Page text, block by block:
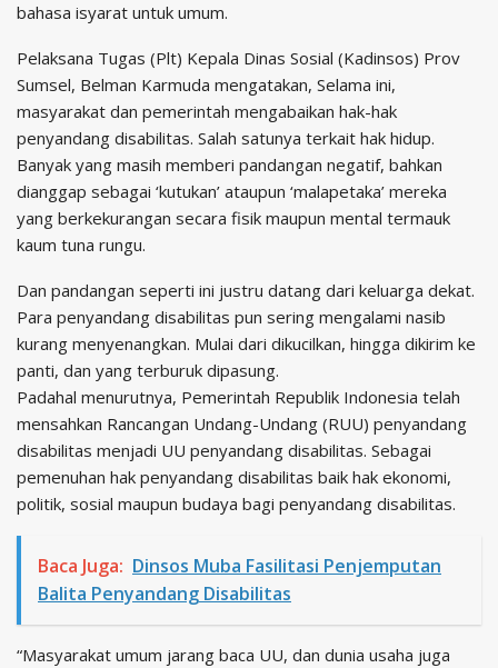
bahasa isyarat untuk umum.
Pelaksana Tugas (Plt) Kepala Dinas Sosial (Kadinsos) Prov
Sumsel, Belman Karmuda mengatakan, Selama ini,
masyarakat dan pemerintah mengabaikan hak-hak
penyandang disabilitas. Salah satunya terkait hak hidup.
Banyak yang masih memberi pandangan negatif, bahkan
dianggap sebagai ‘kutukan’ ataupun ‘malapetaka’ mereka
yang berkekurangan secara fisik maupun mental termauk
kaum tuna rungu.
Dan pandangan seperti ini justru datang dari keluarga dekat.
Para penyandang disabilitas pun sering mengalami nasib
kurang menyenangkan. Mulai dari dikucilkan, hingga dikirim ke
panti, dan yang terburuk dipasung.
Padahal menurutnya, Pemerintah Republik Indonesia telah
mensahkan Rancangan Undang-Undang (RUU) penyandang
disabilitas menjadi UU penyandang disabilitas. Sebagai
pemenuhan hak penyandang disabilitas baik hak ekonomi,
politik, sosial maupun budaya bagi penyandang disabilitas.
Baca Juga: Dinsos Muba Fasilitasi Penjemputan
Balita Penyandang Disabilitas
“Masyarakat umum jarang baca UU, dan dunia usaha juga